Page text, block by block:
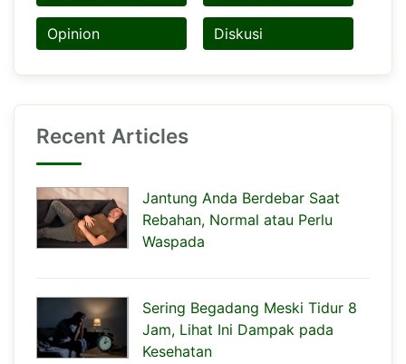
Opinion Diskusi
Recent Articles
Jantung Anda Berdebar Saat
Rebahan, Normal atau Perlu
Waspada
Sering Begadang Meski Tidur 8
Jam, Lihat Ini Dampak pada
Kesehatan